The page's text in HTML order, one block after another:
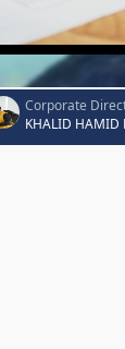
Corporate
KHALID HAMID